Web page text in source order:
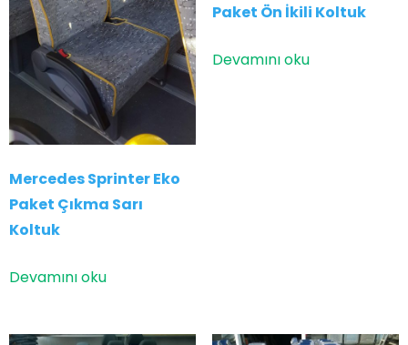
Mercedes Sprinter Eko
Paket Çıkma Sarı
Koltuk
Devamını oku
Paket Ön İkili Koltuk
Devamını oku